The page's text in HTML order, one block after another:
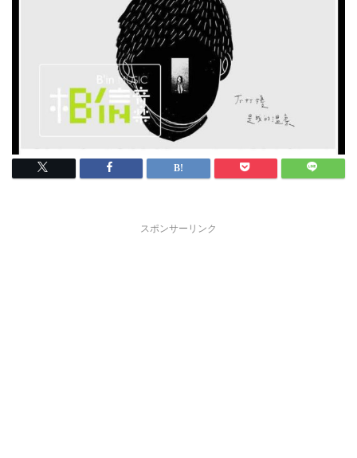
スポンサーリンク